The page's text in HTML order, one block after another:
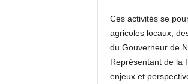
Ces activités se
agricoles locaux,
du Gouverneur de
Représentant de la
enjeux et